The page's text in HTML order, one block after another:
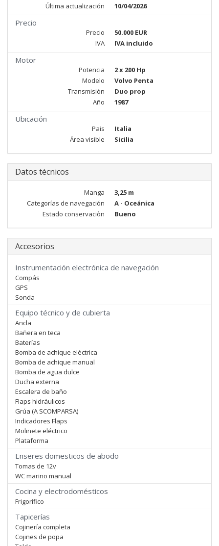
Última actualización
10/04/2026
Precio
Precio
50.000 EUR
IVA
IVA incluido
Motor
Potencia
2 x 200 Hp
Modelo
Volvo Penta
Transmisión
Duo prop
Año
1987
Ubicación
Pais
Italia
Área visible
Sicilia
Datos técnicos
Manga
3,25 m
Categorías de navegación
A - Oceánica
Estado conservaciòn
Bueno
Accesorios
Instrumentación electrónica de navegación
Compás
GPS
Sonda
Equipo técnico y de cubierta
Ancla
Bañera en teca
Baterías
Bomba de achique eléctrica
Bomba de achique manual
Bomba de agua dulce
Ducha externa
Escalera de baño
Flaps hidráulicos
Grúa (A SCOMPARSA)
Indicadores Flaps
Molinete eléctrico
Plataforma
Enseres domesticos de abodo
Tomas de 12v
WC marino manual
Cocina y electrodomésticos
Frigorífico
Tapicerías
Cojinería completa
Cojines de popa